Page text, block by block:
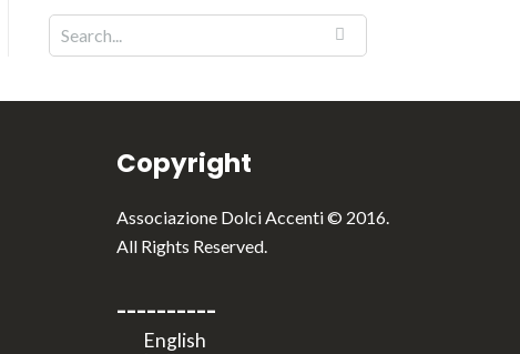
Copyright
Associazione Dolci Accenti © 2016.
All Rights Reserved.
----------
Italiano